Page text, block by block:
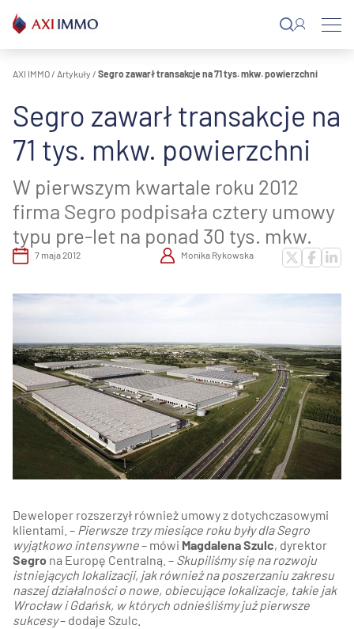
do
treści
AXI IMMO / Artykuły / Segro zawarł transakcje na 71 tys. mkw. powierzchni
Segro zawarł transakcje na
71 tys. mkw. powierzchni
W pierwszym kwartale roku 2012
firma Segro podpisała cztery umowy
typu pre-let na ponad 30 tys. mkw.
7 maja 2012 Monika Rykowska
Deweloper rozszerzył również umowy z dotychczasowymi
klientami. – Pierwsze trzy miesiące roku były dla Segro
wyjątkowo intensywne– mówi Magdalena Szulc, dyrektor
Segro na Europę Centralną. – Skupiliśmy się na rozwoju
istniejących lokalizacji, jak również na poszerzaniu zakresu
naszej działalności o nowe, obiecujące lokalizacje, takie jak
Wrocław i Gdańsk, w których odnieśliśmy już pierwsze
sukcesy– dodaje Szulc.